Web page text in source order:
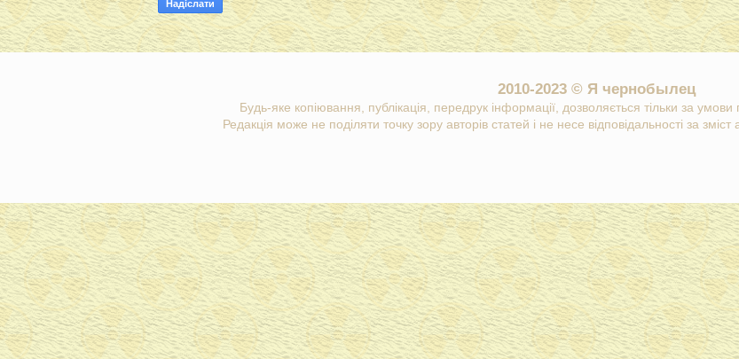
2010-2023 © Я чернобылец
Будь-яке копіювання, публікація, передрук інформації, дозволяється тільки за
Редакція може не поділяти точку зору авторів статей і не несе відповідальності за зміст